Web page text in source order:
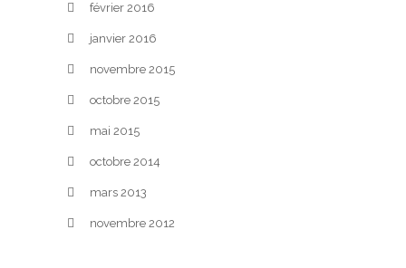
février 2016
janvier 2016
novembre 2015
octobre 2015
mai 2015
octobre 2014
mars 2013
novembre 2012